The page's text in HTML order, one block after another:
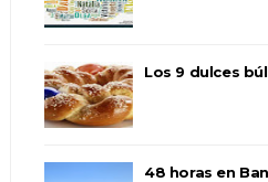
Los 9 dulces
48 horas en